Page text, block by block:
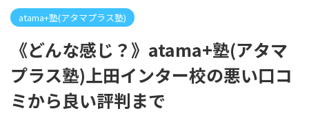
atama+塾(アタマプラス塾)
《どんな感じ？》atama+塾(アタマ
プラス塾)上田インター校の悪い口コ
ミから良い評判まで